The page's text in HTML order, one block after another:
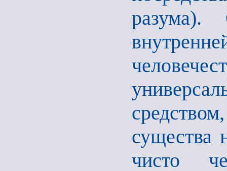
существа
чисто